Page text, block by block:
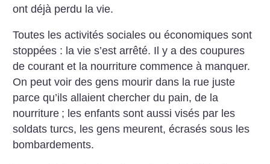
ont déjà perdu la vie.
Toutes les activités sociales ou économiques sont
stoppées : la vie s’est arrêté. Il y a des coupures
de courant et la nourriture commence à manquer.
On peut voir des gens mourir dans la rue juste
parce qu’ils allaient chercher du pain, de la
nourriture ; les enfants sont aussi visés par les
soldats turcs, les gens meurent, écrasés sous les
bombardements.